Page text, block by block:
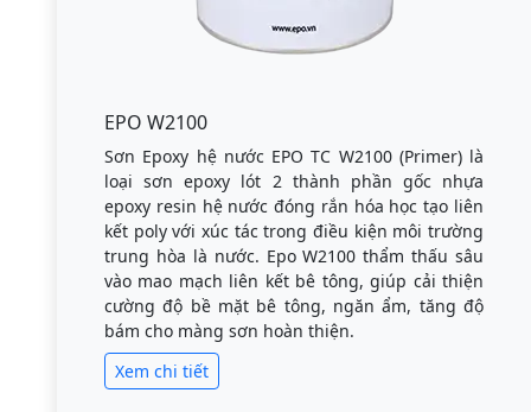
EPO W2100
Sơn Epoxy hệ nước EPO TC W2100 (Primer) là
loại sơn epoxy lót 2 thành phần gốc nhựa
epoxy resin hệ nước đóng rắn hóa học tạo liên
kết poly với xúc tác trong điều kiện môi trường
trung hòa là nước. Epo W2100 thẩm thấu sâu
vào mao mạch liên kết bê tông, giúp cải thiện
cường độ bề mặt bê tông, ngăn ẩm, tăng độ
bám cho màng sơn hoàn thiện.
Xem chi tiết